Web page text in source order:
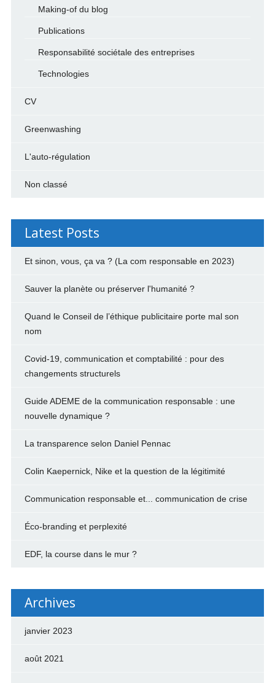
Making-of du blog
Publications
Responsabilité sociétale des entreprises
Technologies
CV
Greenwashing
L'auto-régulation
Non classé
Latest Posts
Et sinon, vous, ça va ? (La com responsable en 2023)
Sauver la planète ou préserver l'humanité ?
Quand le Conseil de l’éthique publicitaire porte mal son
nom
Covid-19, communication et comptabilité : pour des
changements structurels
Guide ADEME de la communication responsable : une
nouvelle dynamique ?
La transparence selon Daniel Pennac
Colin Kaepernick, Nike et la question de la légitimité
Communication responsable et... communication de crise
Éco-branding et perplexité
EDF, la course dans le mur ?
Archives
janvier 2023
août 2021